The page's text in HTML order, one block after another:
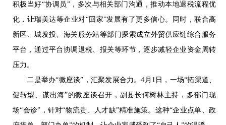
积极当好“协调员”，多次与相关部门沟通，推动本地退税流程优
化，让瑞美达等企业对“回家”发展有了更多信心。同时，联合高
新区、城发投、海关服务站等部门探索成立外贸供应链综合服务
平台，通过平台协调退税、报关等环节，逐步减轻企业资金周转
压力。
二是举办“微座谈”，汇聚发展合力。4月1日，一场“拓渠道、
促转型、谋出海”的微座谈召开，副县长何树林主持，多部门现
场“会诊”，针对“物流贵、人才缺”精准施策。这种“企业点单、政